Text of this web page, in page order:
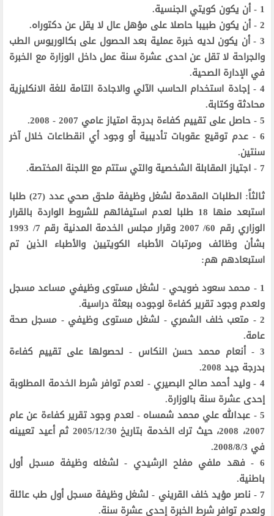
1 - أن يكون كويتي الجنسية.
2 - أن يكون طبيبا حاصلا على مؤهل عال لا يقل عن دكتوراه.
3 - أن يكون لديه خبرة عملية بعد الحصول على بكالوريوس الطب
والجراحة لا تقل عن احدى عشرة سنة عمل داخل الوزارة مع الخبرة
في الإدارة الصحية.
4 - إجادة استخدام الحاسب الآلي والاجادة التامة للغة الانكليزية
محادثة وكتابة.
5 - حاصل على تقييم كفاءة بدرجة امتياز عامي 2007 - 2008.
6 - عدم توقيع عقوبات تأديبية أو وجود أي انقطاعات خلال آخر
سنتين.
7 - اجتياز المقابلة الشخصية والتي ستتم مع اللجنة المختصة.
ثالثاً: الطلبات المقدمة لشغل وظيفة ملحق صحي عدد (27) طلبا
استبعد منها 18 طلبا لعدم استيفائهم للشروط الواردة بالقرار
الوزاري رقم 60/ 2007 وقرار مجلس الخدمة المدنية رقم 7/ 1993
بشأن وظائف ومرتبات الأطباء الكويتيين والأطباء الذين تم
استبعادهم هم:
1 - محمد سعود ضويحي - لشغل مستوى وظيفي مساعد مسجل
ولعدم وجود تقرير كفاءة لوجوده ببعثة دراسية.
2 - متعب خلف الشمري - لشغل مستوى وظيفي - مسجل صحة
عامة.
3 - أنعام محمد حسن النكاس - لحصولها على تقييم كفاءة
بدرجة جيد 2008.
4 - وليد أحمد صالح البصيري - لعدم توافر شرط الخدمة المطلوبة
إحدى عشرة سنة بالوزارة.
5 - عبدالله علي محمد شمساه - لعدم وجود تقرير كفاءة عن عام
2007، 2008، حيث ترك الخدمة بتاريخ 2005/12/30 ثم أعيد تعيينه
في 2008/8/3.
6 - فهد ملفي مفلح الرشيدي - لشغله وظيفة مسجل أول
باطنية.
7 - ناصر مؤيد خلف القريني - لشغل وظيفة مسجل أول طب عائلة
ولعدم توافر شرط الخبرة إحدى عشرة سنة.